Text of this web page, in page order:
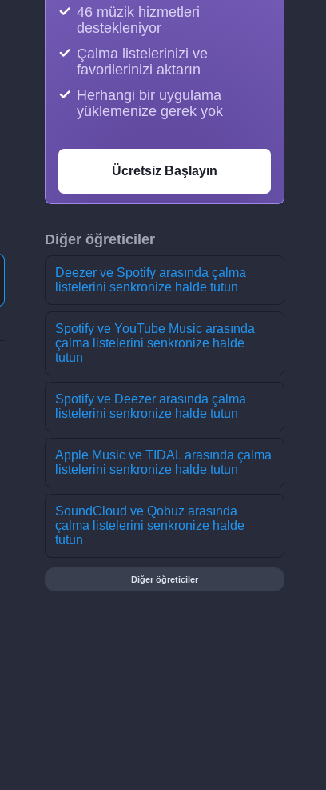
46 müzik hizmetleri
destekleniyor
Çalma listelerinizi ve
favorilerinizi aktarın
Herhangi bir uygulama
yüklemenize gerek yok
Ücretsiz Başlayın
Diğer öğreticiler
Deezer ve Spotify arasında çalma
listelerini senkronize halde tutun
Spotify ve YouTube Music arasında
çalma listelerini senkronize halde
tutun
Spotify ve Deezer arasında çalma
listelerini senkronize halde tutun
Apple Music ve TIDAL arasında çalma
listelerini senkronize halde tutun
SoundCloud ve Qobuz arasında
çalma listelerini senkronize halde
tutun
Diğer öğreticiler